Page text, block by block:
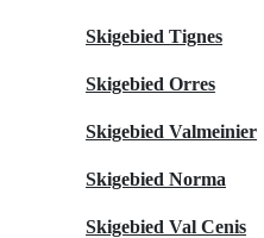
Skigebied Tignes
Skigebied Orres
Skigebied Valmeinier
Skigebied Norma
Skigebied Val Cenis